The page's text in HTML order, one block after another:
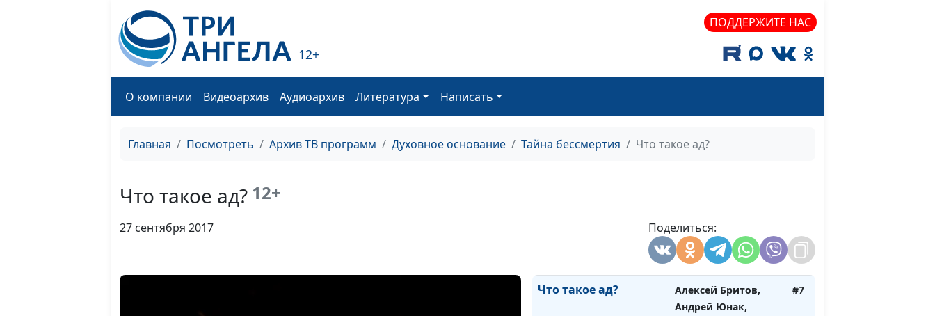
12+
ПОДДЕРЖИТЕ НАС
О компании Видеоархив Аудиоархив Литература Написать
Главная Посмотреть Архив ТВ программ Духовное основание Тайна бессмертия Что такое ад?
Что такое ад? 12+
27 сентября 2017 Поделиться:
священнослужитель
Алексей Бритов,
Андрей Юнак,
священнослужитель
Андрей Юнак,
священнослужитель
Алексей Бритов,
Андрей Юнак,
священнослужитель
Что такое ад?
Алексей Бритов,
Андрей Юнак,
#7